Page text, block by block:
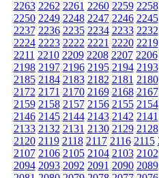
2263 2262 2261 2260 2259 2258
2250 2249 2248 2247 2246 2245
2237 2236 2235 2234 2233 2232
2224 2223 2222 2221 2220 2219
2211 2210 2209 2208 2207 2206
2198 2197 2196 2195 2194 2193
2185 2184 2183 2182 2181 2180
2172 2171 2170 2169 2168 2167
2159 2158 2157 2156 2155 2154
2146 2145 2144 2143 2142 2141
2133 2132 2131 2130 2129 2128
2120 2119 2118 2117 2116 2115
2107 2106 2105 2104 2103 2102
2094 2093 2092 2091 2090 2089